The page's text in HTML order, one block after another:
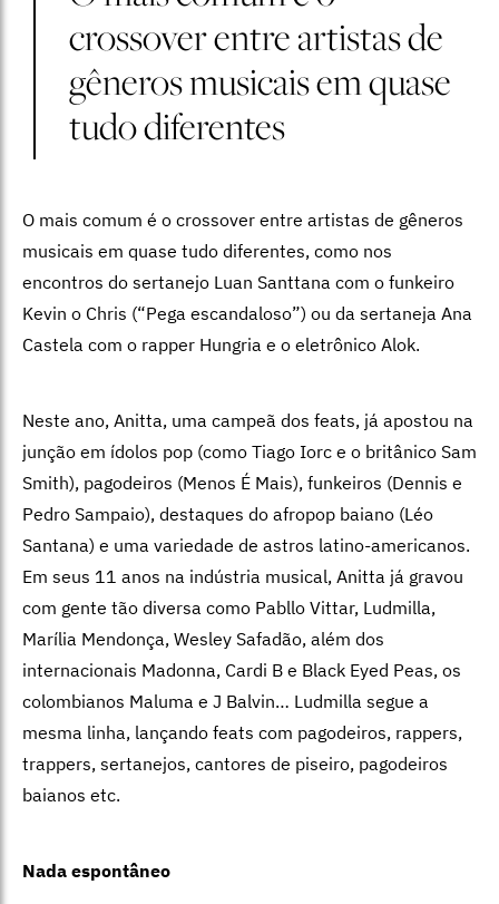
crossover entre artistas de
gêneros musicais em quase
tudo diferentes
O mais comum é o crossover entre artistas de gêneros
musicais em quase tudo diferentes, como nos
encontros do sertanejo Luan Santtana com o funkeiro
Kevin o Chris (“Pega escandaloso”) ou da sertaneja Ana
Castela com o rapper Hungria e o eletrônico Alok.
Neste ano, Anitta, uma campeã dos feats, já apostou na
junção em ídolos pop (como Tiago Iorc e o britânico Sam
Smith), pagodeiros (Menos É Mais), funkeiros (Dennis e
Pedro Sampaio), destaques do afropop baiano (Léo
Santana) e uma variedade de astros latino-americanos.
Em seus 11 anos na indústria musical, Anitta já gravou
com gente tão diversa como Pabllo Vittar, Ludmilla,
Marília Mendonça, Wesley Safadão, além dos
internacionais Madonna, Cardi B e Black Eyed Peas, os
colombianos Maluma e J Balvin… Ludmilla segue a
mesma linha, lançando feats com pagodeiros, rappers,
trappers, sertanejos, cantores de piseiro, pagodeiros
baianos etc.
Nada espontâneo